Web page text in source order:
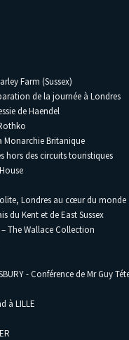
Farm (Sussex)
de la journée à Londres
de Haendel
Monarchie Britanique
hors des circuits touristiques
Londres au cœur du monde
du Kent et de East Sussex
The Wallace Collection
- Conférence de Mr Guy
à LILLE